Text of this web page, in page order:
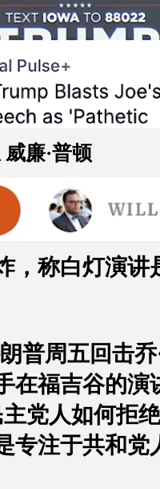
廉·普顿
，称白灯演讲
普周五回击
在福吉谷的演
党人如何拒
专注于共和党